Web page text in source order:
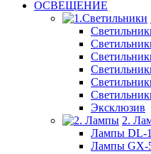
ОСВЕЩЕНИЕ
Эксклюзив
2.
Лампы DL-
Лампы GX-